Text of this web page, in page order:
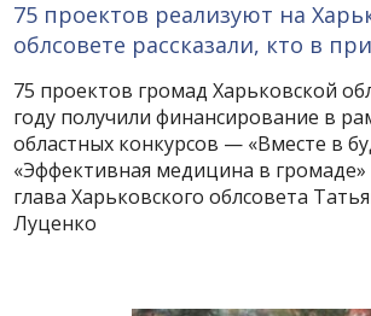
75 проектов реализуют на
облсовете рассказали, кто в
75 проектов громад Харьковской
году получили финансирование в
областных конкурсов — «Вместе в
«Эффективная медицина в
глава Харьковского облсовета
Луценко